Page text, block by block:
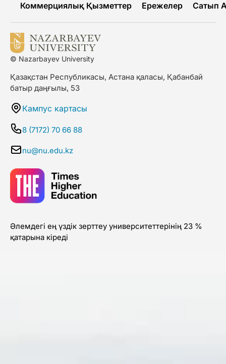
Коммерциялық Қызметтер Ережелер Сатып
© Nazarbayev University
Қазақстан Республикасы, Астана қаласы, Қабанбай
батыр даңғылы, 53
Кампус картасы
8 (7172) 70 66 88
nu@nu.edu.kz
Әлемдегі ең үздік зерттеу университеттерінің 23 %
қатарына кіреді